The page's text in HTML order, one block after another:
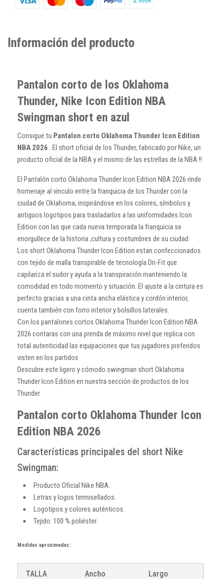
Información del producto
Pantalon corto de los Oklahoma
Thunder, Nike Icon Edition NBA
Swingman short en azul
Consigue tu Pantalon corto Oklahoma Thunder Icon Edition
NBA 2026 . El short oficial de los Thunder, fabricado por Nike, un
producto oficial de la NBA y el mismo de las estrellas de la NBA !!.
El Pantalón corto Oklahoma Thunder Icon Edition NBA 2026 rinde
homenaje al vinculo entre la franquicia de los Thunder con la
ciudad de Oklahoma, inspirándose en los colores, símbolos y
antiguos logotipos para trasladarlos a las uniformidades Icon
Edition con las que cada nueva temporada la franquicia se
enorgullece de la historia ,cultura y costumbres de su ciudad
Los short Oklahoma Thunder Icon Edition estan confeccionados
con tejido de malla transpirable de tecnología Dri-Fit que
capilariza el sudor y ayuda a la transpiración manteniendo la
comodidad en todo momento y situación. El ajuste a la cintura es
perfecto gracias a una cinta ancha elástica y cordón interior,
cuenta también con forro interior y bolsillos laterales.
Con los pantalones cortos Oklahoma Thunder Icon Edition NBA
2026 contaras con una prenda de máximo nivel que replica con
total autenticidad las equipaciones que tus jugadores preferidos
visten en los partidos
Descubre este ligero y cómodo swingman short Oklahoma
Thunder Icon Edition en nuestra sección de productos de los
Thunder
Pantalon corto Oklahoma Thunder Icon
Edition NBA 2026
Características principales del short Nike
Swingman:
Producto Oficial Nike NBA.
Letras y logos termisellados.
Logotipos y colores auténticos.
Tejido: 100 % poliéster.
Medidas aproximadas:
TALLA Ancho Largo